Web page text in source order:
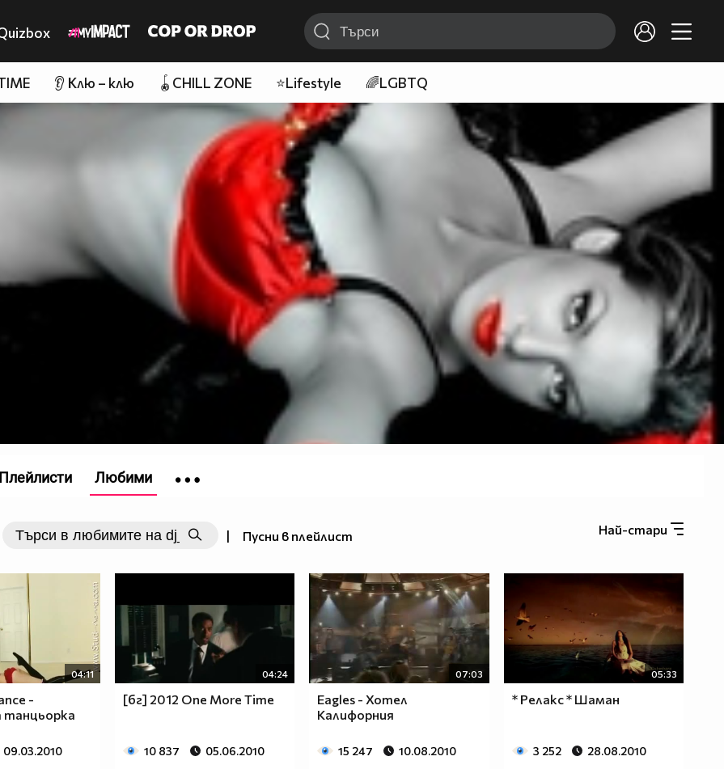
👂 Клю – клю 🪀CHILL ZONE ⭐Lifestyle 🌈LGBTQ
| Пусни в плейлист Най-стари
04:11
-
танцьорка
09.03.2010
04:24
[бг] 2012 One More Time
10 837 05.06.2010
07:03
Eagles - Хотел
Калифорния
15 247 10.08.2010
05:33
* Релакс * Шаман
3 252 28.08.2010
Плейлисти Любими